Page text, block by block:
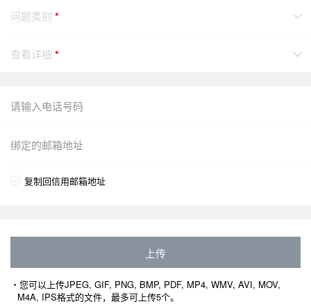
问题类别 *
查看详细 *
复制回信用邮箱地址
上传
・您可以上传JPEG, GIF, PNG, BMP, PDF, MP4, WMV, AVI, MOV,
M4A, IPS格式的文件，最多可上传5个。